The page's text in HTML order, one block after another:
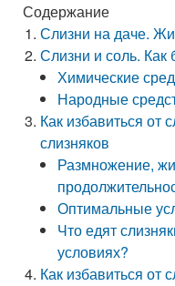
Содержание
Слизни на даче.
Слизни и соль. Как
Химические
Народные
Как избавиться от
слизняков
Размножение,
Оптимальные
Что едят
условиях?
Как избавиться от